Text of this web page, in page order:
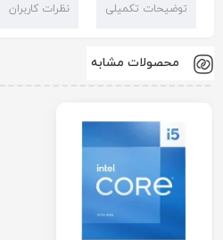
توضیحات تکمیلی نظرات کاربران
محصولات مشابه